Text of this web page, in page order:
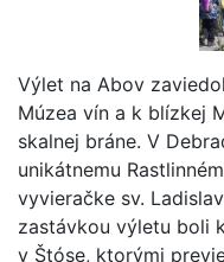
Výlet na Abov
Múzea vín a k blízkej
skalnej bráne. V
unikátnemu
vyvieračke sv.
zastávkou výletu boli
v Štóse, ktorými